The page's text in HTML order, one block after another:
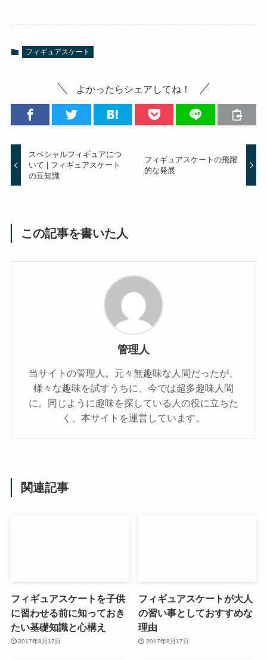
フィギュアスケート
よかったらシェアしてね！
スペシャルフィギュアにつ
いて | フィギュアスケート
の豆知識
フィギュアスケートの飛躍
的な発展
この記事を書いた人
管理人
当サイトの管理人。元々無趣味な人間だったが、
様々な趣味を試すうちに、今では超多趣味人間
に。同じように趣味を探している人の役に立ちた
く、本サイトを運営しています。
関連記事
フィギュアスケートを子供
に習わせる前に知っておき
たい基礎知識と心構え
2017年8月17日
フィギュアスケートが大人
の習い事としておすすめな
理由
2017年8月17日